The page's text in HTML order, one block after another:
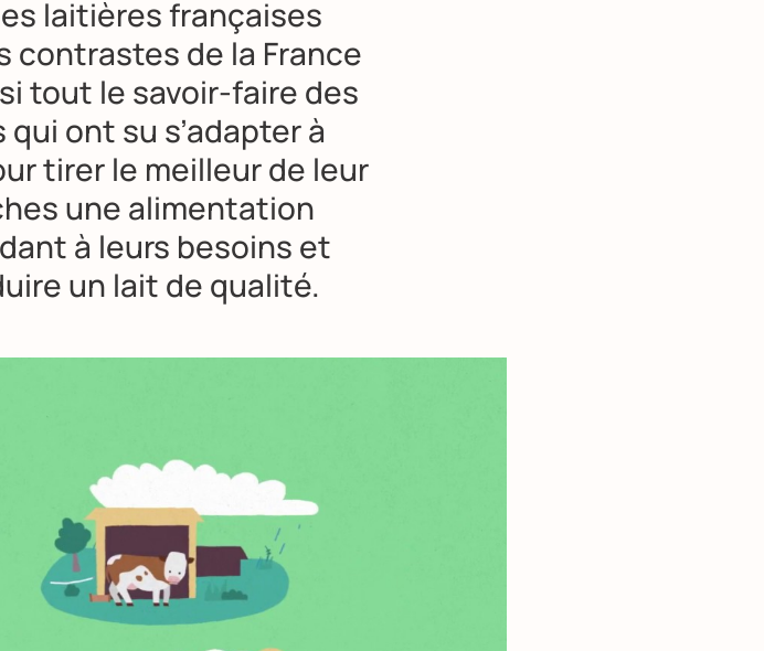
laitières françaises
de la France
tout le savoir-faire des
ont su s’adapter à
tirer le meilleur de leur
une alimentation
à leurs besoins et
un lait de qualité.
de cookies pour accéder au contenu.